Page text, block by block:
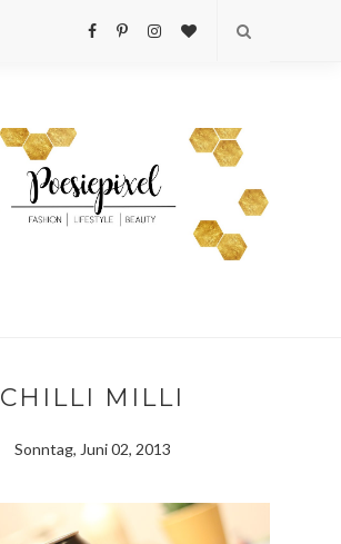
CHILLI MILLI
Sonntag, Juni 02, 2013